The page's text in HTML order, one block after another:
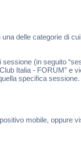
delle categorie di
(in seguito
Italia - FORUM” e
specifica sessione.
mobile, oppure